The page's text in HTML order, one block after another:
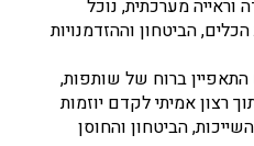
מערכתית, נוכל
הביטחון וההזדמנויות
התאפיין ברוח של שותפות,
רצון אמיתי לקדם יוזמות
הביטחון והחוסן